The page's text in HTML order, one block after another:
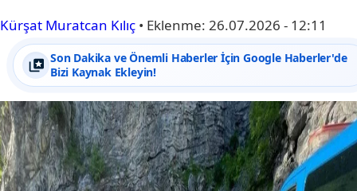
Kürşat Muratcan Kılıç • Eklenme: 26.07.2026 - 12:11
Son Dakika ve Önemli Haberler İçin Google Haberler'de
Bizi Kaynak Ekleyin!